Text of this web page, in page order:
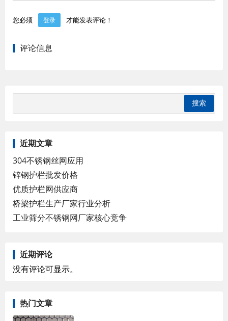
您必须 登录 才能发表评论！
评论信息
近期文章
304不锈钢丝网应用
锌钢护栏批发价格
优质护栏网供应商
桥梁护栏生产厂家行业分析
工业筛分不锈钢网厂家核心竞争
近期评论
没有评论可显示。
热门文章